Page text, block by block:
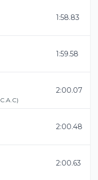
1:58.83
1:59.58
C.A.C)
2:00.07
2:00.48
2:00.63